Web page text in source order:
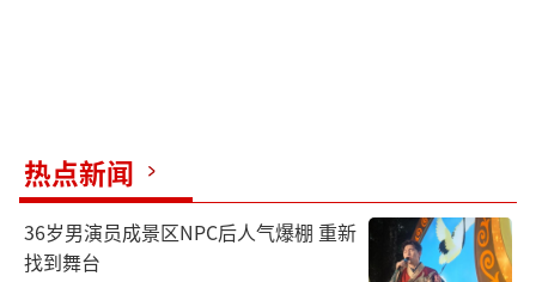
热点新闻
36岁男演员成景区NPC后人气爆棚 重新
找到舞台